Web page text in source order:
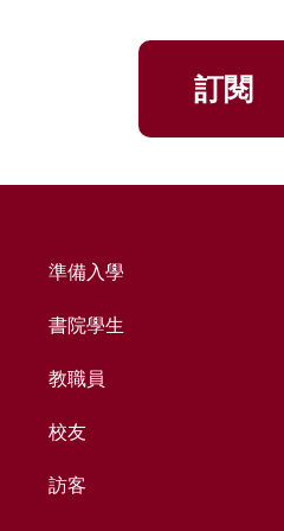
訂閱
準備入學
書院學生
教職員
校友
訪客